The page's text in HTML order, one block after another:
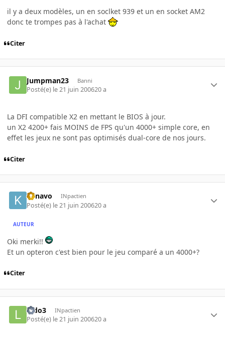
il y a deux modèles, un en soclket 939 et un en socket AM2
donc te trompes pas à l'achat
Citer
Jumpman23 Banni
Posté(e) le 21 juin 200620 a
La DFI compatible X2 en mettant le BIOS à jour.
un X2 4200+ fais MOINS de FPS qu'un 4000+ simple core, en
effet les jeux ne sont pas optimisés dual-core de nos jours.
Citer
kenavo INpactien
Posté(e) le 21 juin 200620 a
AUTEUR
Oki merki!!
Et un opteron c'est bien pour le jeu comparé a un 4000+?
Citer
ludo3 INpactien
Posté(e) le 21 juin 200620 a